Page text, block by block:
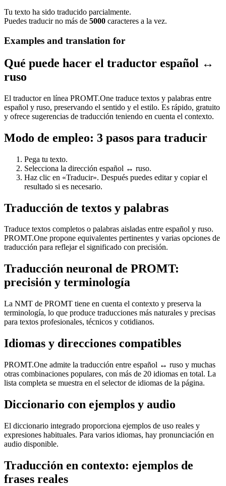
Tu texto ha sido traducido parcialmente.
Puedes traducir no más de 5000 caracteres a la vez.
Examples and translation for
Qué puede hacer el traductor español ↔
ruso
El traductor en línea PROMT.One traduce textos y palabras entre
español y ruso, preservando el sentido y el estilo. Es rápido, gratuito
y ofrece sugerencias de traducción teniendo en cuenta el contexto.
Modo de empleo: 3 pasos para traducir
Pega tu texto.
Selecciona la dirección español ↔ ruso.
Haz clic en «Traducir». Después puedes editar y copiar el
resultado si es necesario.
Traducción de textos y palabras
Traduce textos completos o palabras aisladas entre español y ruso.
PROMT.One propone equivalentes pertinentes y varias opciones de
traducción para reflejar el significado con precisión.
Traducción neuronal de PROMT:
precisión y terminología
La NMT de PROMT tiene en cuenta el contexto y preserva la
terminología, lo que produce traducciones más naturales y precisas
para textos profesionales, técnicos y cotidianos.
Idiomas y direcciones compatibles
PROMT.One admite la traducción entre español ↔ ruso y muchas
otras combinaciones populares, con más de 20 idiomas en total. La
lista completa se muestra en el selector de idiomas de la página.
Diccionario con ejemplos y audio
El diccionario integrado proporciona ejemplos de uso reales y
expresiones habituales. Para varios idiomas, hay pronunciación en
audio disponible.
Traducción en contexto: ejemplos de
frases reales